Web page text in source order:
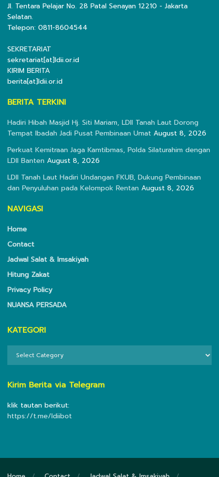
Jl. Tentara Pelajar No. 28 Patal Senayan 12210 - Jakarta
Selatan.
Telepon: 0811-8604544
SEKRETARIAT
sekretariat[at]ldii.or.id
KIRIM BERITA
berita[at]ldii.or.id
BERITA TERKINI
Hadiri Hibah Masjid Hj. Siti Mariam, LDII Tanah Laut Dorong
Tempat Ibadah Jadi Pusat Pembinaan Umat August 8, 2026
Perkuat Kemitraan Jaga Kamtibmas, Polda Silaturahim dengan
LDII Banten August 8, 2026
LDII Tanah Laut Hadiri Undangan FKUB, Dukung Pembinaan
dan Penyuluhan pada Kelompok Rentan August 8, 2026
NAVIGASI
Home
Contact
Jadwal Salat & Imsakiyah
Hitung Zakat
Privacy Policy
NUANSA PERSADA
KATEGORI
Kirim Berita via Telegram
klik tautan berikut:
https://t.me/ldiibot